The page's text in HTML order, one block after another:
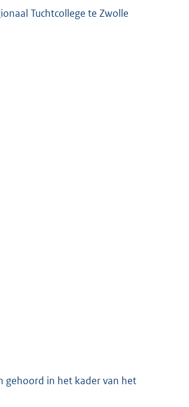
Tuchtcollege te Zwolle
gehoord in het kader van het